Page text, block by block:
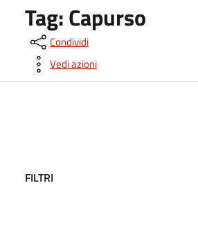
Tag:Capurso
Condividi
Vedi azioni
FILTRI